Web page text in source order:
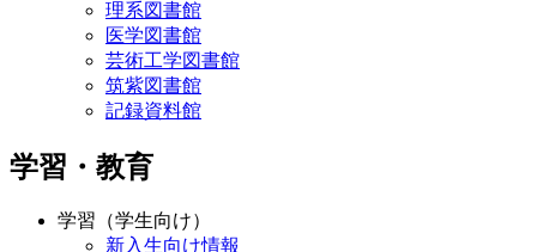
理系図書館
医学図書館
芸術工学図書館
筑紫図書館
記録資料館
学習・教育
学習（学生向け）
新入生向け情報